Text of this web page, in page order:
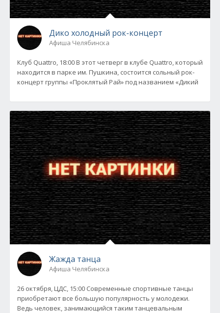
Дико холодный рок-концерт
Афиша Челябинска
Клуб Quattro, 18:00 В этот четверг в клубе Quattro, который
находится в парке им. Пушкина, состоится сольный рок-
концерт группы «Проклятый Рай» под названием «Дикий
Жажда танца
Афиша Челябинска
26 октября, ЦДС, 15:00 Современные спортивные танцы
приобретают все большую популярность у молодежи.
Ведь человек, занимающийся таким танцевальным